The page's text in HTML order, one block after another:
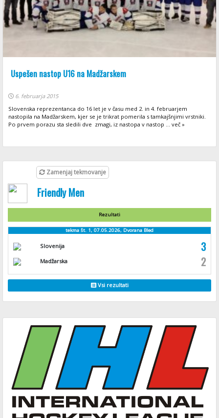
Uspešen nastop U16 na Madžarskem
6. februarja 2015
Slovenska reprezentanca do 16 let je v času med 2. in 4. februarjem
nastopila na Madžarskem, kjer se je trikrat pomerila s tamkajšnjimi vrstniki.
Po prvem porazu sta sledili dve zmagi, iz nastopa v nastop ... več »
Zamenjaj tekmovanje
Friendly Men
Rezultati
tekma št. 1, 07.05.2026, Dvorana Bled
Slovenija 3
Madžarska 2
Vsi rezultati